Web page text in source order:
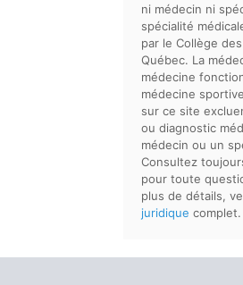
ni médecin ni
spécialité
par le Collège
Québec. La
médecine
médecine
sur ce site
ou diagnostic
médecin ou un
Consultez
pour toute
plus de détails,
juridique complet.